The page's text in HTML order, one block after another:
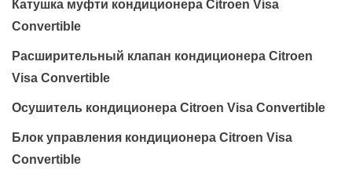
Катушка муфти кондиционера Citroen Visa
Convertible
Расширительный клапан кондиционера Citroen
Visa Convertible
Осушитель кондиционера Citroen Visa Convertible
Блок управления кондиционера Citroen Visa
Convertible